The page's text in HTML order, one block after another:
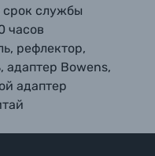
срок службы
часов
рефлектор,
адаптер Bowens,
адаптер